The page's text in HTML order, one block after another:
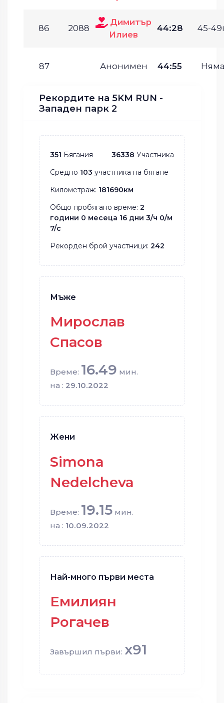
86 2088
Димитър
Илиев
44:28 45-
87 Анонимен 44:55 Няма
Рекордите на 5KM RUN -
Западен парк 2
351 Бягания 36338 Участника
Средно 103 участника на бягане
Километраж: 181690км
Общо пробягано време: 2
години 0 месеца 16 дни 3/ч 0/м
7/с
Рекорден брой участници: 242
Мъже
Мирослав
Спасов
Време: 16.49 мин.
на : 29.10.2022
Жени
Simona
Nedelcheva
Време: 19.15 мин.
на : 10.09.2022
Най-много първи места
Емилиян
Рогачев
Завършил първи: x91